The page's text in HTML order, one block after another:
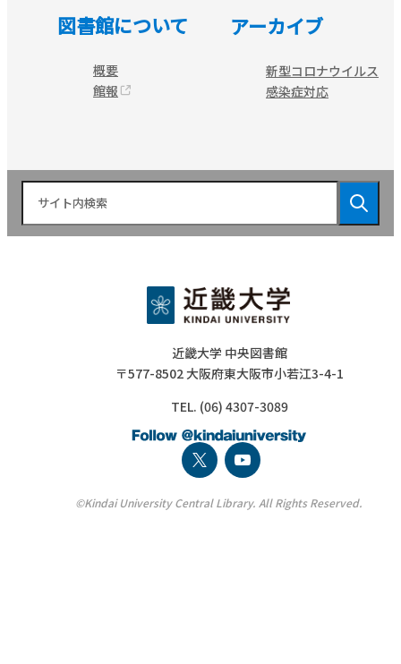
図書館について
概要
館報
アーカイブ
新型コロナウイルス
感染症対応
近畿大学 中央図書館
〒577-8502 大阪府東大阪市小若江3-4-1
TEL. (06) 4307-3089
©Kindai University Central Library. All Rights Reserved.